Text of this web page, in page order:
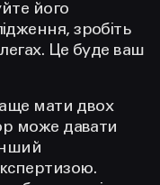
його
зробіть
Це буде ваш
мати двох
може давати